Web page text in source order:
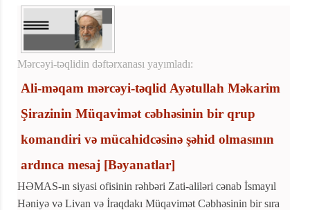
Mərcəyi-təqlidin dəftərxanası yayımladı:
Ali-məqam mərcəyi-təqlid Ayətullah Məkarim
Şirazinin Müqavimət cəbhəsinin bir qrup
komandiri və mücahidcəsinə şəhid olmasının
ardınca mesaj [Bəyanatlar]
HƏMAS-ın siyasi ofisinin rəhbəri Zati-aliləri cənab İsmayıl
Həniyə və Livan və İraqdakı Müqavimət Cəbhəsinin bir sıra